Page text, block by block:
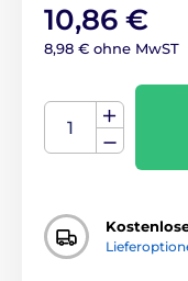
10,86 €
8,98 € ohne MwST